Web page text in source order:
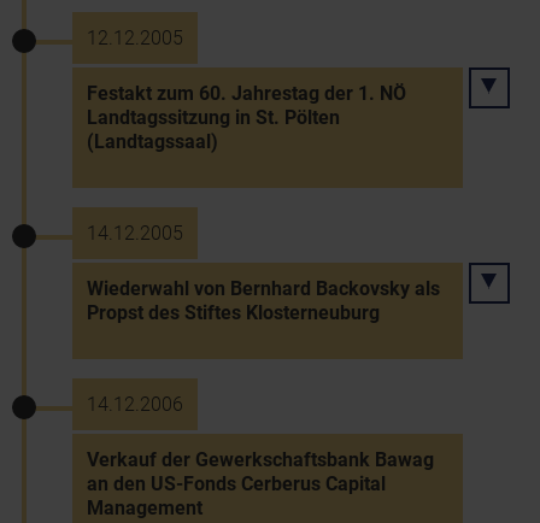
12.12.2005
Festakt zum 60. Jahrestag der 1. NÖ
Landtagssitzung in St. Pölten
(Landtagssaal)
14.12.2005
Wiederwahl von Bernhard Backovsky als
Propst des Stiftes Klosterneuburg
14.12.2006
Verkauf der Gewerkschaftsbank Bawag
an den US-Fonds Cerberus Capital
Management